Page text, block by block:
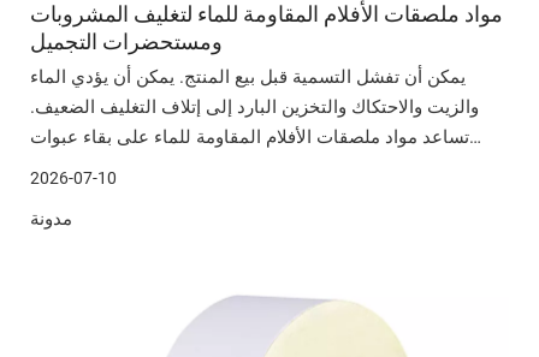
مواد ملصقات الأفلام المقاومة للماء لتغليف المشروبات
ومستحضرات التجميل
يمكن أن تفشل التسمية قبل بيع المنتج. يمكن أن يؤدي الماء
والزيت والاحتكاك والتخزين البارد إلى إتلاف التغليف الضعيف.
تساعد مواد ملصقات الأفلام المقاومة للماء على بقاء عبوات
المشروبات ومستحضرات التجميل نظيفة وقابلة للقراءة وجذابة.
واختيار الموردين
2026-07-10
مدونة